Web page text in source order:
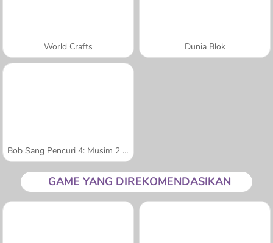
World Crafts Dunia Blok
Bob Sang Pencuri 4: Musim 2 Rusia
GAME YANG DIREKOMENDASIKAN